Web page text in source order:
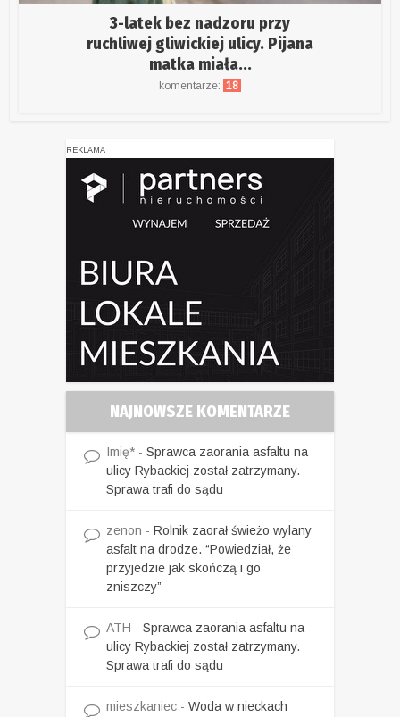
3-latek bez nadzoru przy
ruchliwej gliwickiej ulicy. Pijana
matka miała...
komentarze: 18
REKLAMA
NAJNOWSZE KOMENTARZE
Imię* - Sprawca zaorania asfaltu na
ulicy Rybackiej został zatrzymany.
Sprawa trafi do sądu
zenon - Rolnik zaorał świeżo wylany
asfalt na drodze. “Powiedział, że
przyjedzie jak skończą i go
zniszczy”
ATH - Sprawca zaorania asfaltu na
ulicy Rybackiej został zatrzymany.
Sprawa trafi do sądu
mieszkaniec - Woda w nieckach